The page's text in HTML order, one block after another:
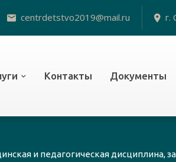
centrdetstvo2019@mail.ru
г.
Контакты Документы
и педагогическая дисциплина,